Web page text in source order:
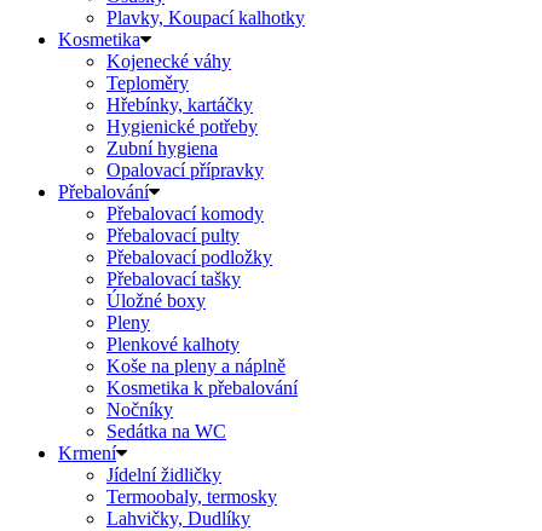
Plavky, Koupací kalhotky
Kosmetika
Kojenecké váhy
Teploměry
Hřebínky, kartáčky
Hygienické potřeby
Zubní hygiena
Opalovací přípravky
Přebalování
Přebalovací komody
Přebalovací pulty
Přebalovací podložky
Přebalovací tašky
Úložné boxy
Pleny
Plenkové kalhoty
Koše na pleny a náplně
Kosmetika k přebalování
Nočníky
Sedátka na WC
Krmení
Jídelní židličky
Termoobaly, termosky
Lahvičky, Dudlíky